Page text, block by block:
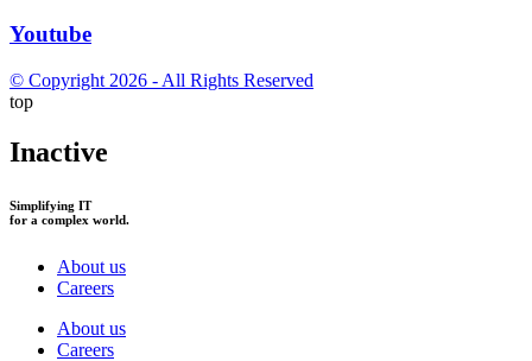
Youtube
© Copyright 2026 - All Rights Reserved
top
Inactive
Simplifying IT
for a complex world.
About us
Careers
About us
Careers